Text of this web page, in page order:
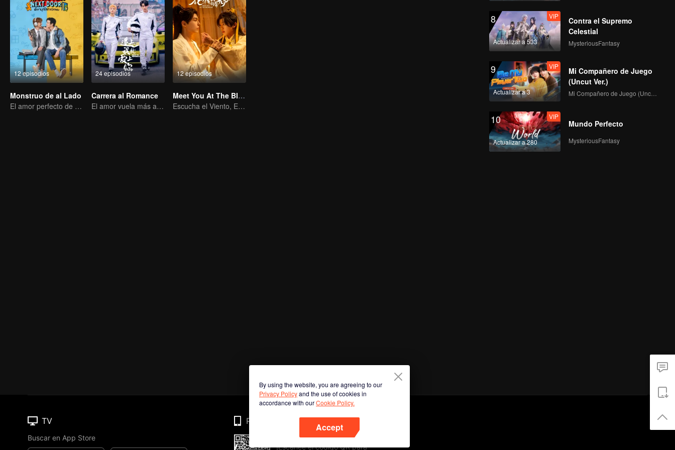
12 episodios
Monstruo de al Lado
El amor perfecto de un chico introvertido y extrovertido
24 episodios
Carrera al Romance
El amor vuela más allá de las fronteras, la gloria unida como socios
12 episodios
Meet You At The Blossom (Thai Ver.)
Escucha el Viento, Espera las Flores
8
Actualizar a 533
VIP
Contra el Supremo
Celestial
MysteriousFantasy
9
Actualizar a 3
VIP
Mi Compañero de Juego
(Uncut Ver.)
Mi Compañero de Juego (Uncut Ver.)
10
Actualizar a 280
VIP
Mundo Perfecto
MysteriousFantasy
By using the website, you are agreeing to our
Privacy Policyand the use of cookies in
accordance with ourCookie Policy.
Accept
TV
Buscar en App Store
Phone
¡Escanee el código QR para